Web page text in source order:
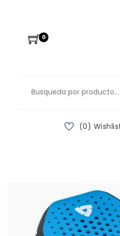
0
(0)